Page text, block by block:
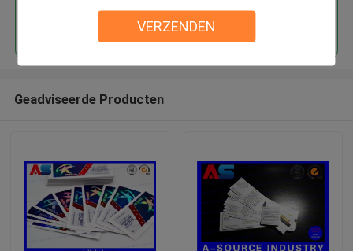
VERZENDEN
Doorgaan
Geadviseerde Producten